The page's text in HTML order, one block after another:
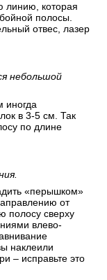
линию, которая
полосы.
отвес, лазер
небольшой
иногда
в 3-5 см. Так
по длине
«перышком»
от
полосу сверху
влево-
наклеили
– исправьте это